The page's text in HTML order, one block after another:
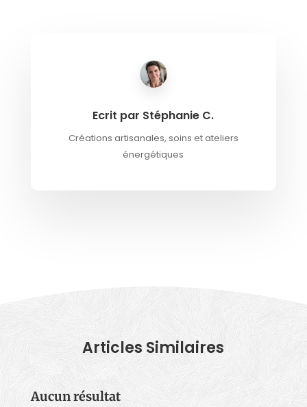
Ecrit par Stéphanie C.
Créations artisanales, soins et ateliers
énergétiques
Articles Similaires
Aucun résultat